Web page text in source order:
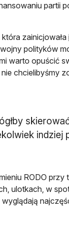
partii
zainicjowała
polityków
warto opuścić
chcielibyśmy
indziej
RODO
ulotkach, w